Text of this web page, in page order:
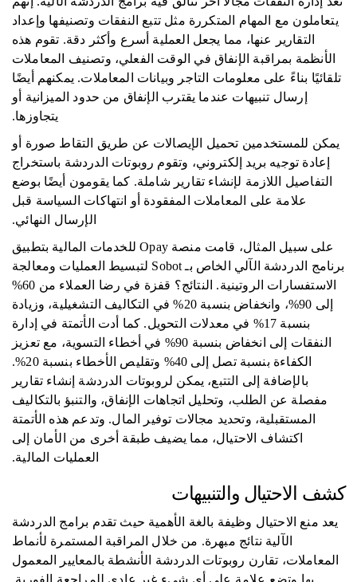
يتعاملون مع المهام المتكررة مثل تتبع النفقات وتصنيفها وإعداد
التقارير عنها، مما يجعل العملية أسرع وأكثر دقة. تقوم هذه
الأنظمة بمراقبة الإنفاق في الوقت الفعلي، وتصنيف المعاملات
تلقائيًا بناءً على معلومات التاجر وبيانات المعاملات. يمكنهم أيضًا
إرسال تنبيهات عندما يقترب الإنفاق من حدود الميزانية أو
يتجاوزها.
يمكن للمستخدمين تحميل الإيصالات عن طريق التقاط صورة أو
إعادة توجيه بريد إلكتروني، وتقوم روبوتات الدردشة باستخراج
التفاصيل اللازمة لإنشاء تقارير شاملة. كما يقومون أيضًا بوضع
علامة على المعاملات المفقودة أو انتهاكات السياسة قبل
الإرسال النهائي.
على سبيل المثال، قامت منصة Opay للخدمات المالية بتطبيق
برنامج الدردشة الآلي الخاص بـ Sobot لتبسيط العمليات ومعالجة
الاستفسارات الروتينية. النتائج؟ قفزة في رضا العملاء من 60%
إلى 90%، وانخفاض بنسبة 20% في التكاليف التشغيلية، وزيادة
بنسبة 17% في معدلات التحويل. كما أدت الأتمتة في إدارة
النفقات إلى انخفاض بنسبة 90% في أخطاء التسوية، مع تعزيز
الكفاءة بنسبة تصل إلى 40% وتقليص الأخطاء بنسبة 20%.
بالإضافة إلى التتبع، يمكن لروبوتات الدردشة إنشاء تقارير
مفصلة عن الطلب، وتحليل اتجاهات الإنفاق، والتنبؤ بالتكاليف
المستقبلية، وتحديد مجالات توفير المال. وتدعم هذه الأتمتة
اكتشاف الاحتيال، مما يضيف طبقة أخرى من الأمان إلى
العمليات المالية.
كشف الاحتيال والتنبيهات
يعد منع الاحتيال وظيفة بالغة الأهمية حيث تقدم برامج الدردشة
الآلية نتائج مبهرة. من خلال المراقبة المستمرة لأنماط
المعاملات، تقارن روبوتات الدردشة الأنشطة بالمعايير المعمول
بها وتضع علامة على أي شيء غير عادي للمراجعة الفورية.